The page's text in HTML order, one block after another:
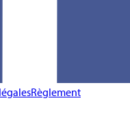
Règlement